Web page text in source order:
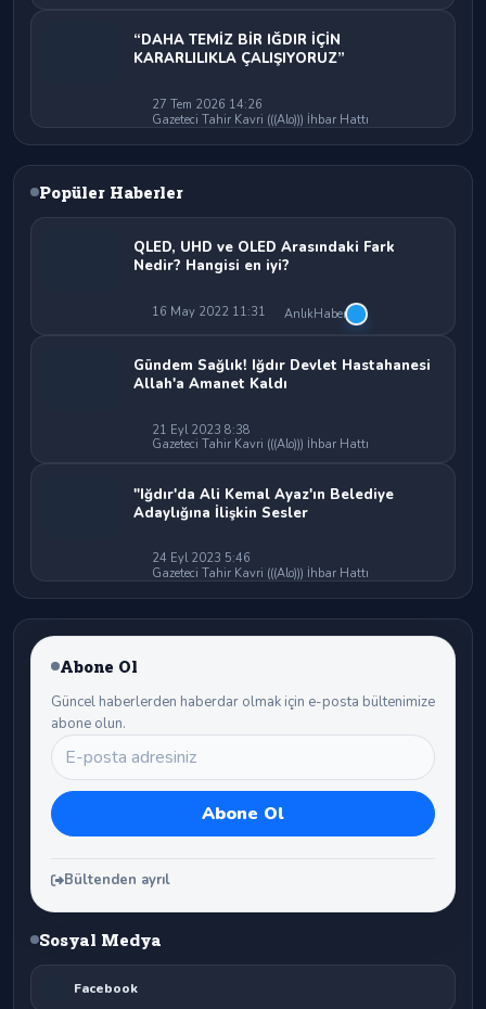
“DAHA TEMİZ BİR IĞDIR İÇİN
KARARLILIKLA ÇALIŞIYORUZ”
27 Tem 2026 14:26
Gazeteci Tahir Kavri (((Alo))) İhbar Hattı
Popüler Haberler
QLED, UHD ve OLED Arasındaki Fark
Nedir? Hangisi en iyi?
16 May 2022 11:31 AnlıkHaber
Gündem Sağlık! Iğdır Devlet Hastahanesi
Allah'a Amanet Kaldı
21 Eyl 2023 8:38
Gazeteci Tahir Kavri (((Alo))) İhbar Hattı
"Iğdır'da Ali Kemal Ayaz'ın Belediye
Adaylığına İlişkin Sesler
24 Eyl 2023 5:46
Gazeteci Tahir Kavri (((Alo))) İhbar Hattı
Abone Ol
Güncel haberlerden haberdar olmak için e-posta bültenimize
abone olun.
Bültenden ayrıl
Sosyal Medya
Facebook